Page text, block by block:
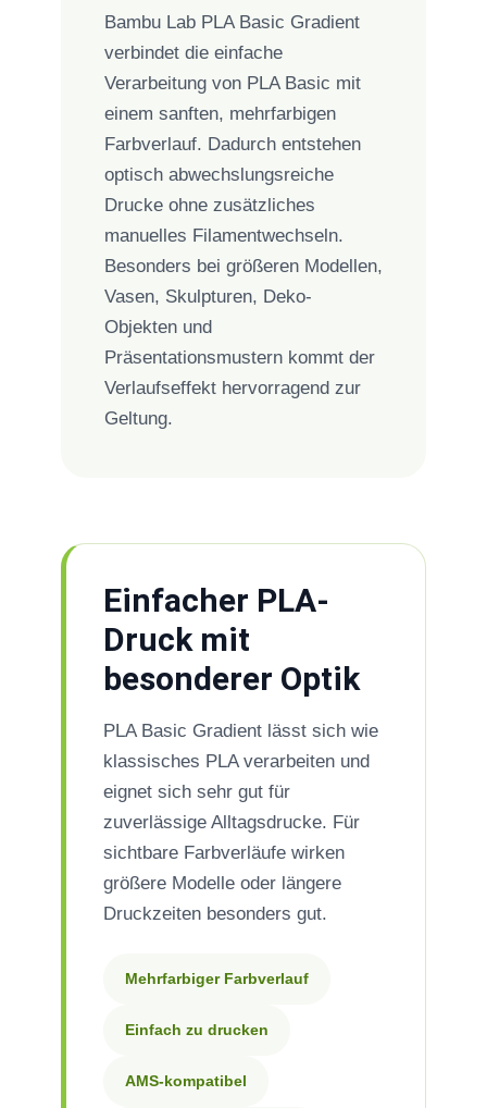
Bambu Lab PLA Basic Gradient
verbindet die einfache
Verarbeitung von PLA Basic mit
einem sanften, mehrfarbigen
Farbverlauf. Dadurch entstehen
optisch abwechslungsreiche
Drucke ohne zusätzliches
manuelles Filamentwechseln.
Besonders bei größeren Modellen,
Vasen, Skulpturen, Deko-
Objekten und
Präsentationsmustern kommt der
Verlaufseffekt hervorragend zur
Geltung.
Einfacher PLA-
Druck mit
besonderer Optik
PLA Basic Gradient lässt sich wie
klassisches PLA verarbeiten und
eignet sich sehr gut für
zuverlässige Alltagsdrucke. Für
sichtbare Farbverläufe wirken
größere Modelle oder längere
Druckzeiten besonders gut.
Mehrfarbiger Farbverlauf
Einfach zu drucken
AMS-kompatibel